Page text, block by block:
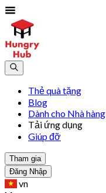
Thẻ quà tặng
Blog
Dành cho Nhà hàng
Tải ứng dụng
Giúp đỡ
Tham gia
Đăng Nhập
vn